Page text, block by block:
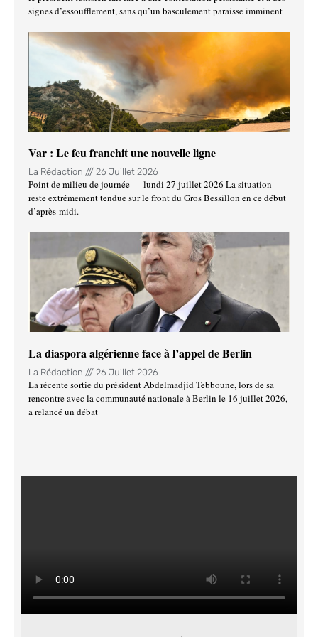
signes d’essoufflement, sans qu’un basculement paraisse imminent
Var : Le feu franchit une nouvelle ligne
La Rédaction 26 Juillet 2026
Point de milieu de journée — lundi 27 juillet 2026 La situation
reste extrêmement tendue sur le front du Gros Bessillon en ce début
d’après-midi.
La diaspora algérienne face à l’appel de Berlin
La Rédaction 26 Juillet 2026
La récente sortie du président Abdelmadjid Tebboune, lors de sa
rencontre avec la communauté nationale à Berlin le 16 juillet 2026,
a relancé un débat